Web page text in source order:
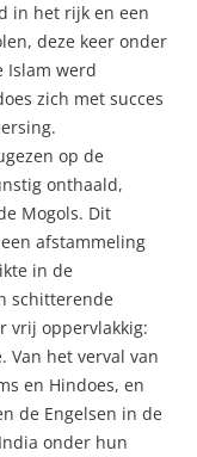
in het rijk en een
deze keer onder
Islam werd
zich met succes
op de
onthaald,
Mogols. Dit
afstammeling
in de
schitterende
vrij oppervlakkig:
Van het verval van
en Hindoes, en
de Engelsen in de
onder hun